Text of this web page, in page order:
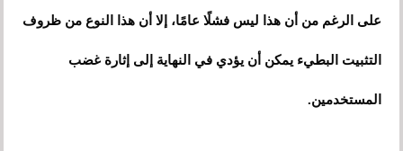
على الرغم من أن هذا ليس فشلًا عامًا، إلا أن هذا النوع من ظروف
التثبيت البطيء يمكن أن يؤدي في النهاية إلى إثارة غضب
المستخدمين.